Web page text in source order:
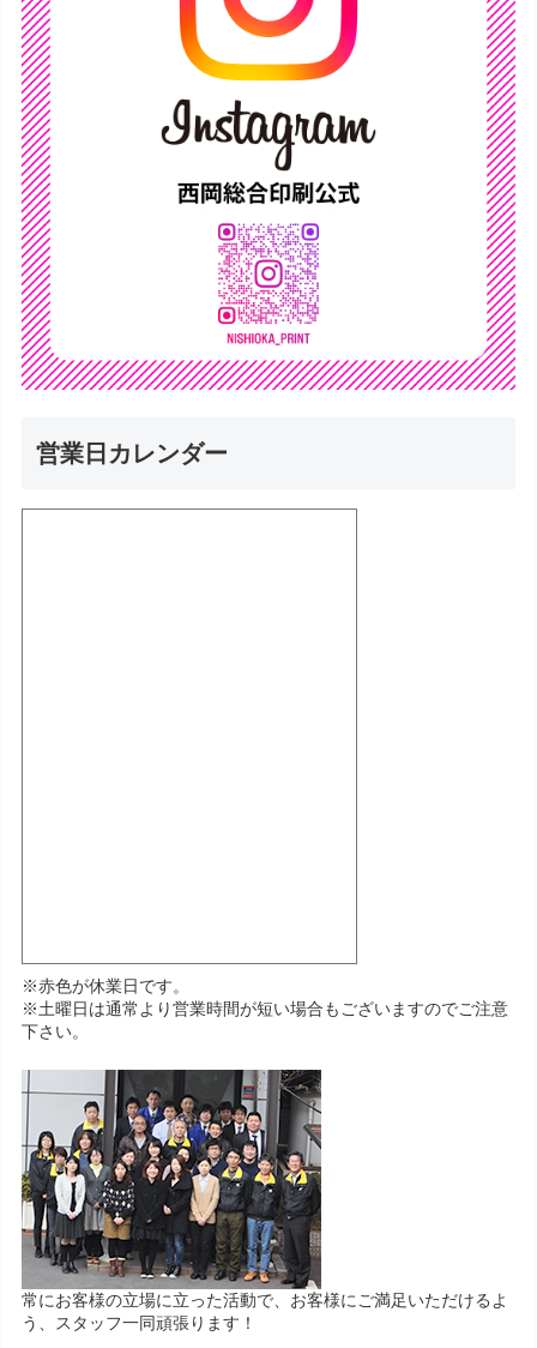
営業日カレンダー
※赤色が休業日です。
※土曜日は通常より営業時間が短い場合もございますのでご注意
下さい。
常にお客様の立場に立った活動で、お客様にご満足いただけるよ
う、スタッフ一同頑張ります！